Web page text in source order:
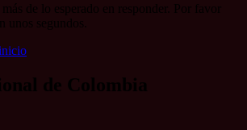
de lo esperado en responder. Por favor
unos segundos.
de Colombia